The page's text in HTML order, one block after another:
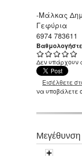
-Μάλκας
Γεφύρια
6974 783611
Δεν υπάρχουν
Εισέλθετε
να υποβάλετε
Μεγέθυνση